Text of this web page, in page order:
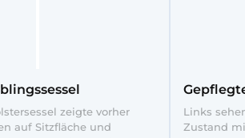
zeigte vorher
auf Sitzfläche und
Links
Zustand